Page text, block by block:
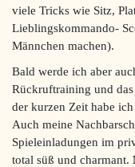
viele Tricks wie Sitz,
Lieblingskommando-
Männchen machen).
Bald werde ich aber
Rückruftraining und
der kurzen Zeit habe
Auch meine
Spieleinladungen im
total süß und charmant.